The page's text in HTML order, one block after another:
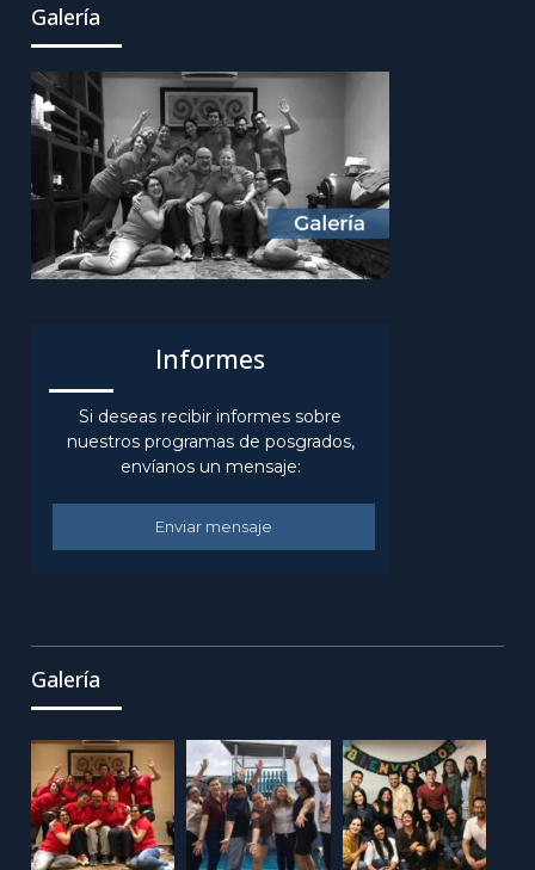
Item
Galería
Informes
Si deseas recibir informes sobre
nuestros programas de posgrados,
envíanos un mensaje:
Enviar mensaje
Galería